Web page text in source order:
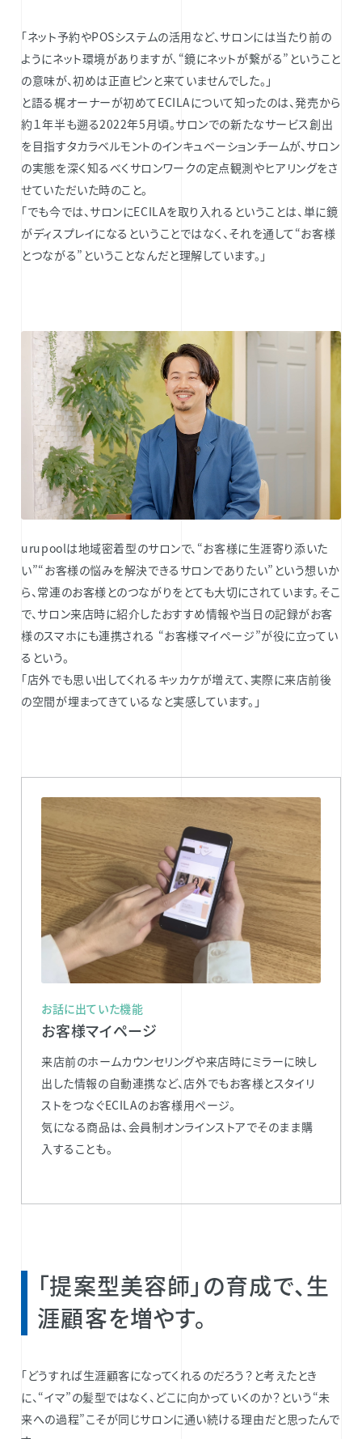
「ネット予約やPOSシステムの活用など、サロンには当たり前の
ようにネット環境がありますが、“鏡にネットが繋がる”ということ
の意味が、初めは正直ピンと来ていませんでした。」
と語る梶オーナーが初めてECILAについて知ったのは、発売から
約１年半も遡る2022年5月頃。サロンでの新たなサービス創出
を目指すタカラベルモントのインキュベーションチームが、サロン
の実態を深く知るべくサロンワークの定点観測やヒアリングをさ
せていただいた時のこと。
「でも今では、サロンにECILAを取り入れるということは、単に鏡
がディスプレイになるということではなく、それを通して“お客様
とつながる”ということなんだと理解しています。」
urupoolは地域密着型のサロンで、“お客様に生涯寄り添いた
い”“お客様の悩みを解決できるサロンでありたい”という想いか
ら、常連のお客様とのつながりを​とても大切にされています。そこ
で、サロン来店時に紹介したおすすめ情報や当日の記録がお客
様のスマホにも連携される “お客様マイページ”が役に立ってい
るという。
「店外でも思い出してくれるキッカケが増えて、実際に来店前後
の空間が埋まってきているなと実感しています。」
お話に出ていた機能
お客様マイページ
来店前のホームカウンセリングや来店時にミラーに映し
出した情報の自動連携など、店外でもお客様とスタイリ
ストをつなぐECILAのお客様用ページ。​
気になる商品は、会員制オンラインストアでそのまま購
入することも。
「提案型美容師」の育成で、生
涯顧客を増やす。
「どうすれば生涯顧客になってくれるのだろう？と考えたとき
に、“イマ”の髪型ではなく、どこに向かっていくのか？という“未
来への過程”こそが同じサロンに通い続ける理由だと思ったんで